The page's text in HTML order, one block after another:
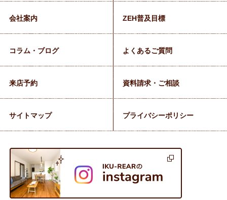
会社案内 ZEH普及目標
コラム・ブログ よくあるご質問
来店予約 資料請求・ご相談
サイトマップ プライバシーポリシー